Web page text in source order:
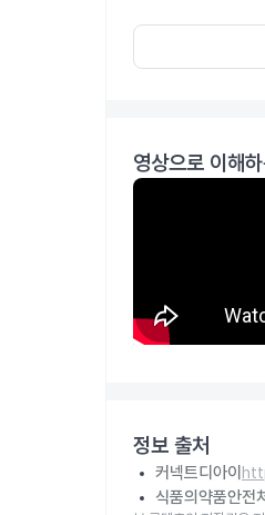
영상으로 이해
정보 출처
커넥트디아이
식품의약품안전